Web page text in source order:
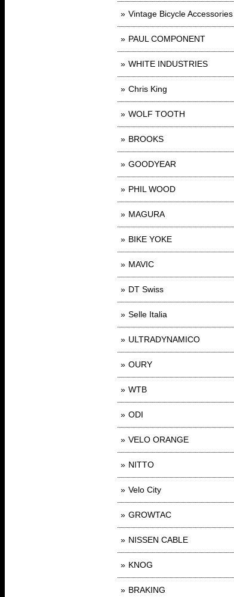
Vintage Bicycle Accessories
PAUL COMPONENT
WHITE INDUSTRIES
Chris King
WOLF TOOTH
BROOKS
GOODYEAR
PHIL WOOD
MAGURA
BIKE YOKE
MAVIC
DT Swiss
Selle Italia
ULTRADYNAMICO
OURY
WTB
ODI
VELO ORANGE
NITTO
Velo City
GROWTAC
NISSEN CABLE
KNOG
BRAKING